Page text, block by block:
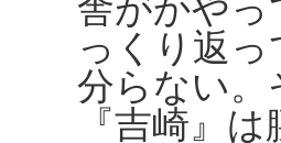
舎がかやっ
っくり返
分らない。
『吉崎』